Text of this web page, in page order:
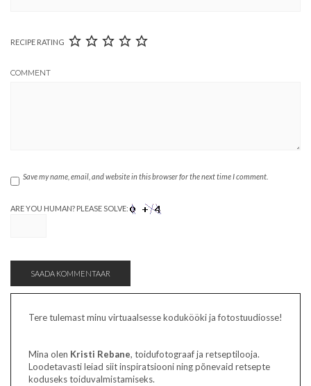
RECIPE RATING
COMMENT
Save my name, email, and website in this browser for the next time I comment.
ARE YOU HUMAN? PLEASE SOLVE:
Tere tulemast minu virtuaalsesse kodukööki ja fotostuudiosse!
Mina olen Kristi Rebane, toidufotograaf ja retseptilooja.
Loodetavasti leiad siit inspiratsiooni ning põnevaid retsepte
koduseks toiduvalmistamiseks.